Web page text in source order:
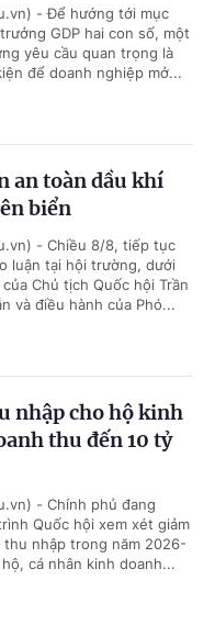
- Để hướng tới mục
GDP hai con số, một
yêu cầu quan trọng là
để doanh nghiệp mở...
an toàn dầu khí
biển
- Chiều 8/8, tiếp tục
luận tại hội trường, dưới
Chủ tịch Quốc hội Trần
và điều hành của Phó...
nhập cho hộ kinh
thu đến 10 tỷ
- Chính phủ đang
Quốc hội xem xét giảm
thu nhập trong năm 2026-
cá nhân kinh doanh...